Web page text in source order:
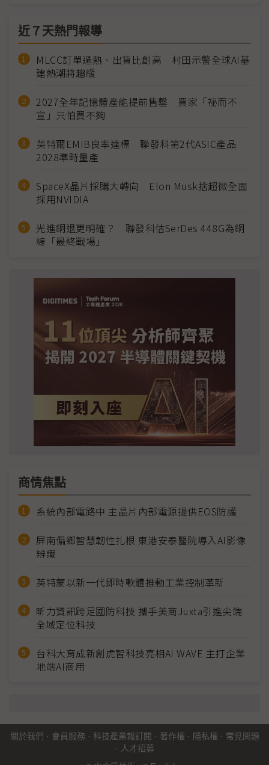
近７天熱門報導
MLCC訂單過熱、出貨比創高 村田示警全球AI基
建熱潮將趨緩
2027全年記憶體產能提前售罄 買家「祕而不
宣」只怕買不夠
英特爾EMIB良率達標 聯發科第2代ASIC產品
2028準時量產
SpaceX晶片採購大轉向 Elon Musk捨超微全面
採用NVIDIA
光進銅退更明確？ 聯發科估SerDes 448G為銅
線「最終戰場」
商情焦點
系統內部電路中 主晶片內部電源提供EOS防護
屏南偏鄉智慧韌性扎根 東港安泰醫院導入AI影像
辨識
英特蒙以新一代即時軟體推動工業控制革新
昕力資訊跨足國防科技 攜手美商Juxta引進尖端
全域定位科技
台科大育成新創虎智科技亮相AI WAVE 主打企業
地端AI商用
關於我們 · 會員服務 · 科技產業報訂閱 · 著作權 · 隱私權 · 常見問題
· 人才招募